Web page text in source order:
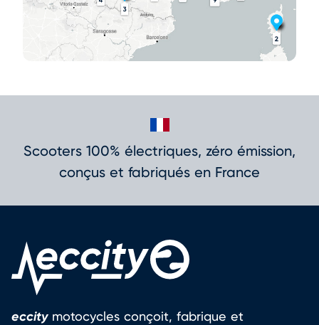
Scooters 100% électriques, zéro émission,
conçus et fabriqués en France
eccitymotocycles conçoit, fabrique et